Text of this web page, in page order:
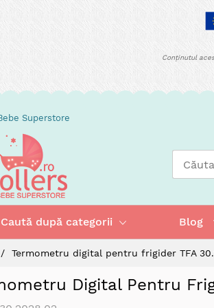
Conținutul
Superstore
Caută după categorii Blog
Termometru digital pentru frigider TFA
Digital Pentru